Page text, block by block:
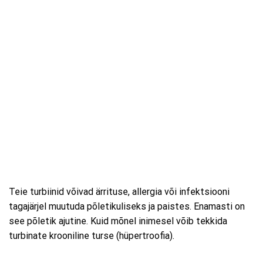
Teie turbiinid võivad ärrituse, allergia või infektsiooni
tagajärjel muutuda põletikuliseks ja paistes. Enamasti on
see põletik ajutine. Kuid mõnel inimesel võib tekkida
turbinate krooniline turse (hüpertroofia).